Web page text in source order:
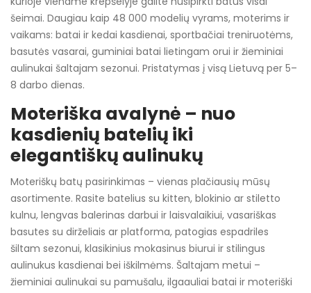
šeimai. Daugiau kaip 48 000 modelių vyrams, moterims ir
vaikams: batai ir kedai kasdienai, sportbačiai treniruotėms,
basutės vasarai, guminiai batai lietingam orui ir žieminiai
aulinukai šaltajam sezonui. Pristatymas į visą Lietuvą per 5–
8 darbo dienas.
Moteriška avalynė – nuo
kasdienių batelių iki
elegantiškų aulinukų
Moteriškų batų pasirinkimas – vienas plačiausių mūsų
asortimente. Rasite batelius su kitten, blokinio ar stiletto
kulnu, lengvas balerinas darbui ir laisvalaikiui, vasariškas
basutes su dirželiais ar platforma, patogias espadriles
šiltam sezonui, klasikinius mokasinus biurui ir stilingus
aulinukus kasdienai bei iškilmėms. Šaltajam metui –
žieminiai aulinukai su pamušalu, ilgaauliai batai ir moteriški